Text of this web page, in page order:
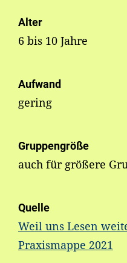
Alter
6 bis 10 Jahre
Aufwand
gering
Gruppengröße
auch für größere
Quelle
Weil uns Lesen
Praxismappe 2021